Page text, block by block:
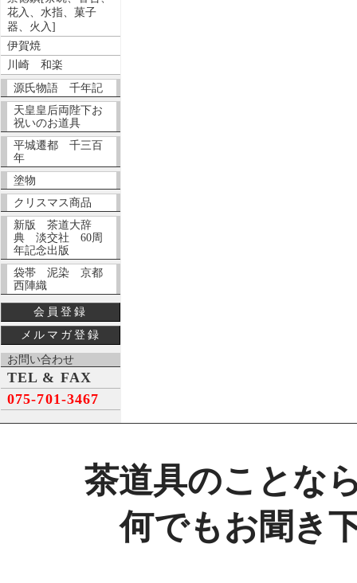
花入、水指、菓子
器、火入]
伊賀焼
川崎 和楽
源氏物語 千年記
天皇皇后両陛下お
祝いのお道具
平城遷都 千三百
年
塗物
クリスマス商品
新版 茶道大辞
典 淡交社 60周
年記念出版
袋帯 泥染 京都
西陣織
会員登録
メルマガ登録
お問い合わせ
TEL & FAX
075-701-3467
茶道具のことな
何でもお聞き